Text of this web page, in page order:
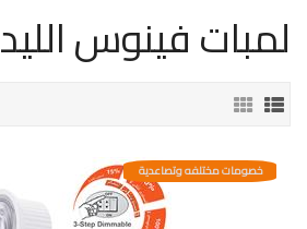
لمبات فينوس الليد
خصومات مختلفه وتصاعدية